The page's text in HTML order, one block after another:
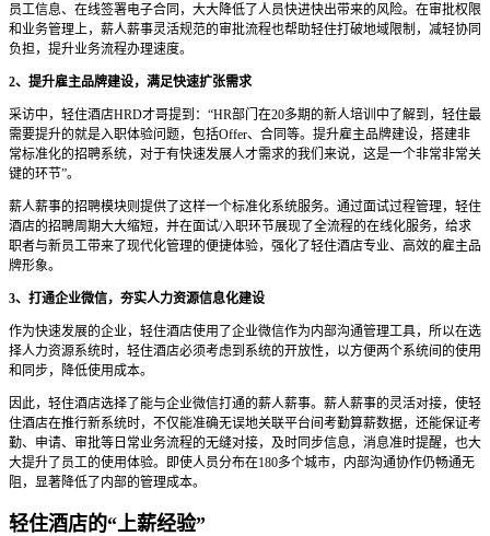
员工信息、在线签署电子合同，大大降低了人员快进快出带来的风险。在审批权限
和业务管理上，薪人薪事灵活规范的审批流程也帮助轻住打破地域限制，减轻协同
负担，提升业务流程办理速度。
2、提升雇主品牌建设，满足快速扩张需求
采访中，轻住酒店HRD才哥提到：“HR部门在20多期的新人培训中了解到，轻住最
需要提升的就是入职体验问题，包括Offer、合同等。提升雇主品牌建设，搭建非
常标准化的招聘系统，对于有快速发展人才需求的我们来说，这是一个非常非常关
键的环节”。
薪人薪事的招聘模块则提供了这样一个标准化系统服务。通过面试过程管理，轻住
酒店的招聘周期大大缩短，并在面试/入职环节展现了全流程的在线化服务，给求
职者与新员工带来了现代化管理的便捷体验，强化了轻住酒店专业、高效的雇主品
牌形象。
3、打通企业微信，夯实人力资源信息化建设
作为快速发展的企业，轻住酒店使用了企业微信作为内部沟通管理工具，所以在选
择人力资源系统时，轻住酒店必须考虑到系统的开放性，以方便两个系统间的使用
和同步，降低使用成本。
因此，轻住酒店选择了能与企业微信打通的薪人薪事。薪人薪事的灵活对接，使轻
住酒店在推行新系统时，不仅能准确无误地关联平台间考勤算薪数据，还能保证考
勤、申请、审批等日常业务流程的无缝对接，及时同步信息，消息准时提醒，也大
大提升了员工的使用体验。即使人员分布在180多个城市，内部沟通协作仍畅通无
阻，显著降低了内部的管理成本。
轻住酒店的“上薪经验”